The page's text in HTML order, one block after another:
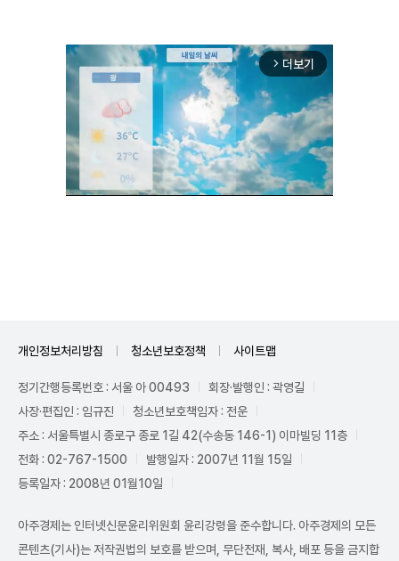
arrow_forward_ios 더보기
개인정보처리방침 청소년보호정책 사이트맵
정기간행등록번호 : 서울 아 00493
회장·발행인 : 곽영길
사장·편집인 : 임규진
청소년보호책임자 : 전운
주소 : 서울특별시 종로구 종로 1길 42(수송동 146-1) 이마빌딩 11층
전화 : 02-767-1500
발행일자 : 2007년 11월 15일
등록일자 : 2008년 01월10일
아주경제는 인터넷신문윤리위원회 윤리강령을 준수합니다. 아주경제의 모든
콘텐츠(기사)는 저작권법의 보호를 받으며, 무단전재, 복사, 배포 등을 금지합